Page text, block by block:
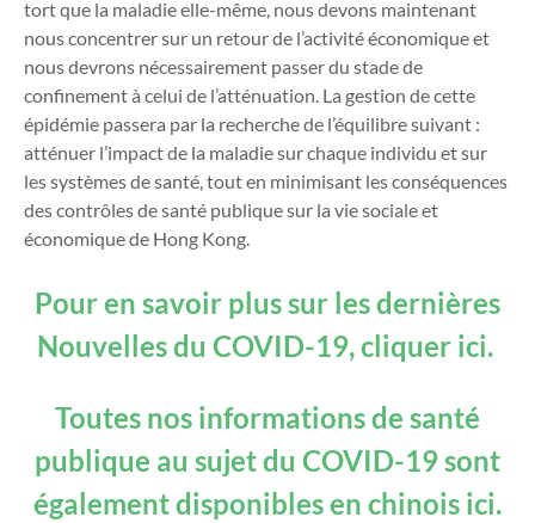
tort que la maladie elle-même, nous devons maintenant
nous concentrer sur un retour de l’activité économique et
nous devrons nécessairement passer du stade de
confinement à celui de l’atténuation. La gestion de cette
épidémie passera par la recherche de l’équilibre suivant :
atténuer l’impact de la maladie sur chaque individu et sur
les systèmes de santé, tout en minimisant les conséquences
des contrôles de santé publique sur la vie sociale et
économique de Hong Kong.
Pour en savoir plus sur les dernières
Nouvelles du COVID-19, cliquer ici.
Toutes nos informations de santé
publique au sujet du COVID-19 sont
également disponibles en chinois ici.